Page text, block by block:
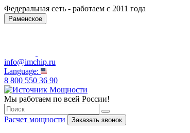
Федеральная сеть - работаем с 2011 года
Раменское
info@imchip.ru
Language:
8 800 550 36 90
Мы работаем по всей России!
Расчет мощности Заказать звонок